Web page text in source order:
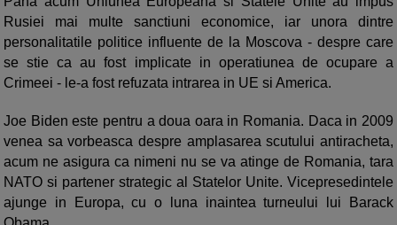
Rusiei mai multe sanctiuni economice, iar unora dintre
personalitatile politice influente de la Moscova - despre care
se stie ca au fost implicate in operatiunea de ocupare a
Crimeei - le-a fost refuzata intrarea in UE si America.
Joe Biden este pentru a doua oara in Romania. Daca in 2009
venea sa vorbeasca despre amplasarea scutului antiracheta,
acum ne asigura ca nimeni nu se va atinge de Romania, tara
NATO si partener strategic al Statelor Unite. Vicepresedintele
ajunge in Europa, cu o luna inaintea turneului lui Barack